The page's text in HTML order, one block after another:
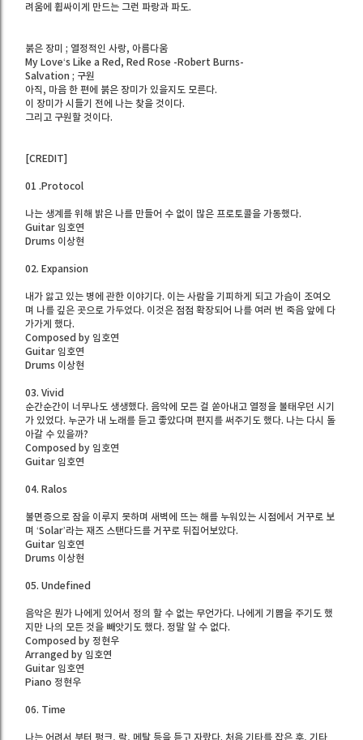
려움에 휩싸이게 만드는 그런 파랑과 파도.
붉은 장미 ; 열정적인 사랑, 아름다움
My Love‘s Like a Red, Red Rose -Robert Burns-
Salvation ; 구원
아직, 마음 한 편에 붉은 장미가 있을지도 모른다.
이 장미가 시들기 전에 나는 찾을 것이다.
그리고 구원할 것이다.
[CREDIT]
01 .Protocol
나는 생계를 위해 밝은 나를 만들어 수 없이 많은 프로토콜을 가동했다.
Guitar 임호연
Drums 이상현
02. Expansion
내가 앓고 있는 병에 관한 이야기다. 이는 사람을 기피하게 되고 가슴이 조여오
며 나를 깊은 곳으로 가두었다. 이것은 점점 확장되어 나를 여러 번 죽음 앞에 다
가가게 했다.
Composed by 임호연
Guitar 임호연
Drums 이상현
03. Vivid
순간순간이 너무나도 생생했다. 음악에 모든 걸 쏟아내고 열정을 불태우던 시기
가 있었다. 누군가 내 노래를 듣고 좋았다며 편지를 써주기도 했다. 나는 다시 돌
아갈 수 있을까?
Composed by 임호연
Guitar 임호연
04. Ralos
불면증으로 잠을 이루지 못하며 새벽에 뜨는 해를 누워있는 시점에서 거꾸로 보
며 ‘Solar’라는 재즈 스탠다드를 거꾸로 뒤집어보았다.
Guitar 임호연
Drums 이상현
05. Undefined
음악은 뭔가 나에게 있어서 정의 할 수 없는 무언가다. 나에게 기쁨을 주기도 했
지만 나의 모든 것을 빼앗기도 했다. 정말 알 수 없다.
Composed by 정현우
Arranged by 임호연
Guitar 임호연
Piano 정현우
06. Time
나는 어려서 부터 펑크, 락, 메탈 등을 듣고 자랐다. 처음 기타를 잡은 후, 기타